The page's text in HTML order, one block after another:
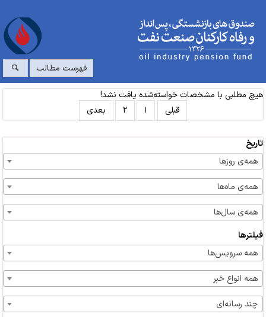
فهرست مطالب
هیچ مطلبی با مشخصات خواسته‌شده یافت نشد!
قبلی
۱ ۲ بعدی
تاریخ
همه‌ی روزها
همه‌ی ماه‌ها
همه‌ی سال‌ها
فیلترها
همه سرویس‌ها
همه انواع خبر
چند رسانه‌ای